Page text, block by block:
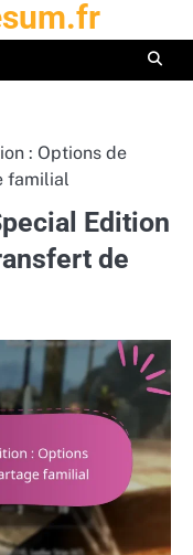
: Options de
familial
Edition
de